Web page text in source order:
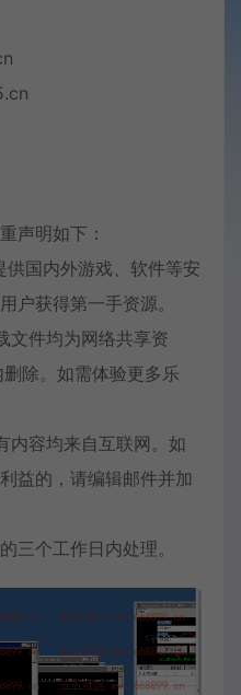
声明如下：
供国内外游戏、软件等安
户获得第一手资源。
文件均为网络共享资
除。如需体验更多乐
内容均来自互联网。如
益的，请编辑邮件并加
三个工作日内处理。